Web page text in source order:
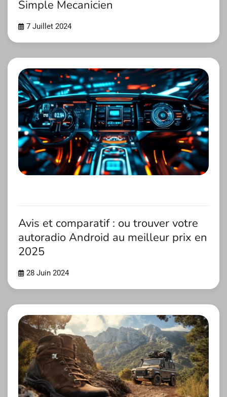
Simple Mecanicien
7 Juillet 2024
Avis et comparatif : ou trouver votre
autoradio Android au meilleur prix en
2025
28 Juin 2024